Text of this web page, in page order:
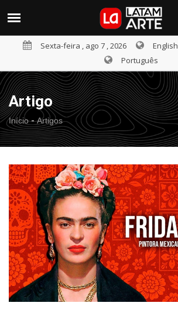
Sexta-feira , ago 7 , 2026 English
Português
Artigo
Início- Artigos